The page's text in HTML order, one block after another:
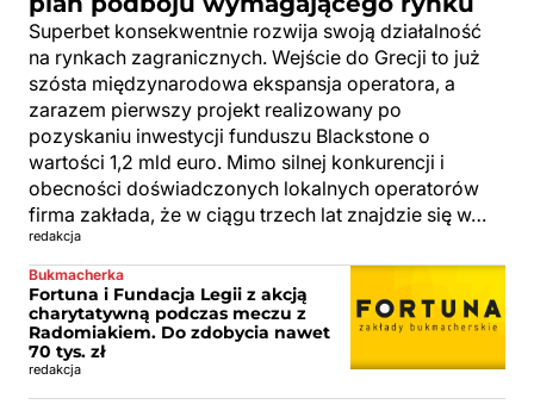
Superbet konsekwentnie rozwija swoją działalność
na rynkach zagranicznych. Wejście do Grecji to już
szósta międzynarodowa ekspansja operatora, a
zarazem pierwszy projekt realizowany po
pozyskaniu inwestycji funduszu Blackstone o
wartości 1,2 mld euro. Mimo silnej konkurencji i
obecności doświadczonych lokalnych operatorów
firma zakłada, że w ciągu trzech lat znajdzie się w…
redakcja
Bukmacherka
Fortuna i Fundacja Legii z akcją
charytatywną podczas meczu z
Radomiakiem. Do zdobycia nawet
70 tys. zł
redakcja